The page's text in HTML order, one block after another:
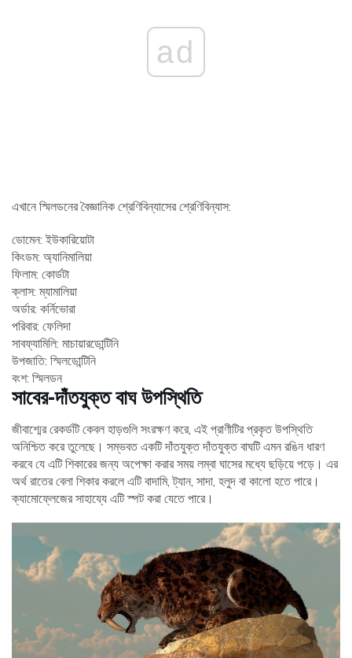
ad
এখানে স্মিলডনের বৈজ্ঞানিক শ্রেণিবিন্যাসের শ্রেণিবিন্যাস:
ডোমেন: ইউকারিয়োটা
কিংডম: অ্যানিমালিয়া
ফিলাম: কোর্ডটা
ক্লাস: ম্যামালিয়া
অর্ডার: কর্নিভোরা
পরিবার: ফেলিদা
সাবফ্যামিলি: মাচায়ারডোন্টিনি
উপজাতি: স্মিলডোন্টিনি
বংশ: স্মিলডন
সাবের-দাঁতযুক্ত বাঘ উপস্থিতি
জীবাশ্মের রেকর্ডটি কেবল হাড়গুলি সংরক্ষণ করে, এই প্রাণীটির প্রকৃত উপস্থিতি
অনিশ্চিত করে তুলেছে। সম্ভবত একটি দাঁতযুক্ত দাঁতযুক্ত বাঘটি এমন রঙিন ধারণ
করবে যে এটি শিকারের জন্য অপেক্ষা করার সময় লম্বা ঘাসের মধ্যে ছড়িয়ে পড়ে। এর
অর্থ রাতের বেলা শিকার করলে এটি বাদামি, ট্যান, সাদা, হলুদ বা কালো হতে পারে।
ক্যামোফ্লেজের সাহায্যে এটি স্পট করা যেতে পারে।